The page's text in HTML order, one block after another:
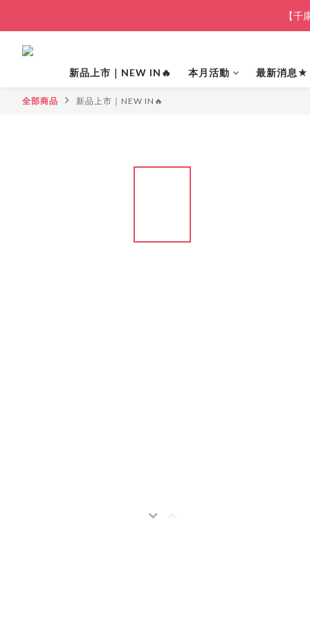
【
新品上市｜NEW IN🔥 本月活動 最新消息★
全部商品 新品上市｜NEW IN🔥